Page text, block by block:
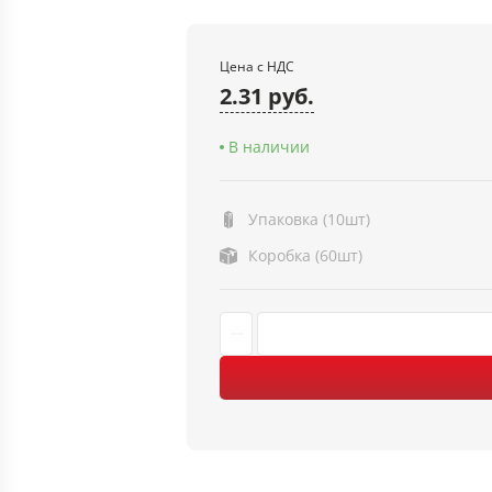
Цена с НДС
2.31 руб.
В наличии
Упаковка (10шт)
Коробка (60шт)